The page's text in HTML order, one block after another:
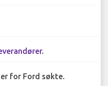
.
for Ford søkte.